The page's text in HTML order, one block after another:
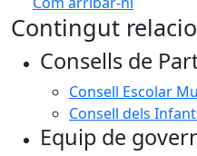
+
−
Contingut
Consells de
Consell Escolar
Consell dels
Equip de